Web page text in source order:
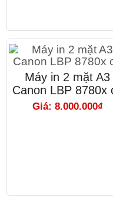
Máy in 2 mặt A3
Canon LBP 8780x
Giá: 8.000.000₫